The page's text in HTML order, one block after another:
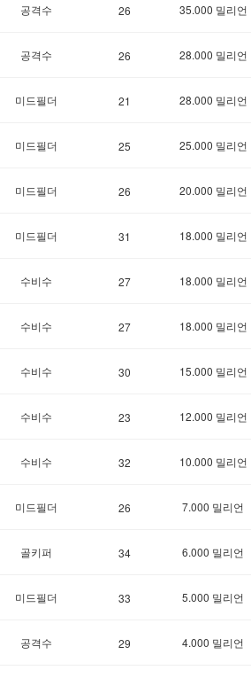
공격수 26 35.000 밀리언
공격수 26 28.000 밀리언
미드필더 21 28.000 밀리언
미드필더 25 25.000 밀리언
미드필더 26 20.000 밀리언
미드필더 31 18.000 밀리언
수비수 27 18.000 밀리언
수비수 27 18.000 밀리언
수비수 30 15.000 밀리언
수비수 23 12.000 밀리언
수비수 32 10.000 밀리언
미드필더 26 7.000 밀리언
골키퍼 34 6.000 밀리언
미드필더 33 5.000 밀리언
공격수 29 4.000 밀리언